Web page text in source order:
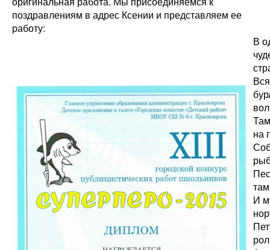
поздравлениям в адрес Ксении и представляем ее
работу:
В
на
И